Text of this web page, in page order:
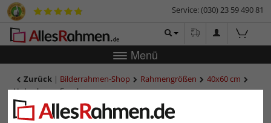
Service: (030) 23 59 490 81
Menü
Zurück | Bilderrahmen-Shop Rahmengrößen
40x60 cm
Holzrahmen Engsle
Holzrahmen Engsle